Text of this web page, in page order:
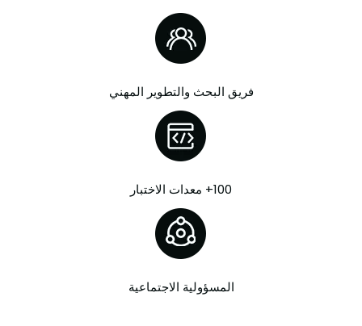
فريق البحث والتطوير المهني
100+ معدات الاختبار
المسؤولية الاجتماعية